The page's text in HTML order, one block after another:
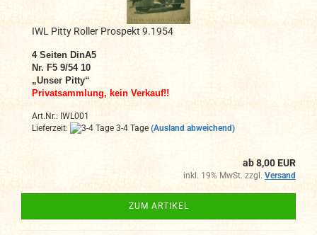
IWL Pitty Roller Prospekt 9.1954
4 Seiten DinA5
Nr. F5 9/54 10
„Unser Pitty“
Privatsammlung, kein Verkauf!!
Art.Nr.: IWL001
Lieferzeit:
3-4 Tage (Ausland abweichend)
ab 8,00 EUR
inkl. 19% MwSt. zzgl. Versand
ZUM ARTIKEL